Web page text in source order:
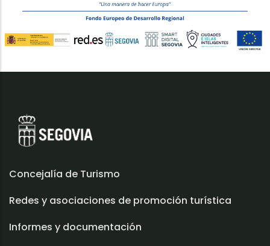
Concejalía de Turismo
Redes y asociaciones de promoción turística
Informes y documentación